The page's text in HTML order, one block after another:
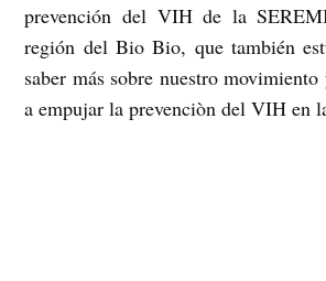
prevención del VIH de la
región del Bio Bio, que también
saber más sobre nuestro
a empujar la prevenciòn del VIH en